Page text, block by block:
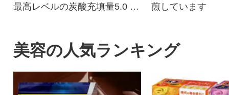
最高レベルの炭酸充填量5.0 無
煎しています
美容の人気ランキング